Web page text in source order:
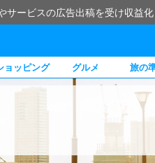
サービスの広告出稿を受け収益
ョッピング グルメ 旅の